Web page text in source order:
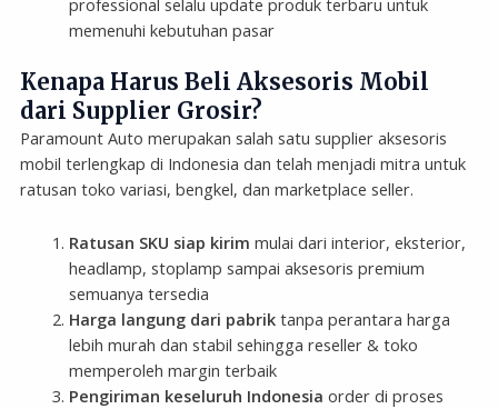
memenuhi kebutuhan pasar
Kenapa Harus Beli Aksesoris Mobil
dari Supplier Grosir?
Paramount Auto merupakan salah satu supplier aksesoris
mobil terlengkap di Indonesia dan telah menjadi mitra untuk
ratusan toko variasi, bengkel, dan marketplace seller.
Ratusan SKU siap kirim mulai dari interior, eksterior,
headlamp, stoplamp sampai aksesoris premium
semuanya tersedia
Harga langung dari pabrik tanpa perantara harga
lebih murah dan stabil sehingga reseller & toko
memperoleh margin terbaik
Pengiriman keseluruh Indonesia order di proses